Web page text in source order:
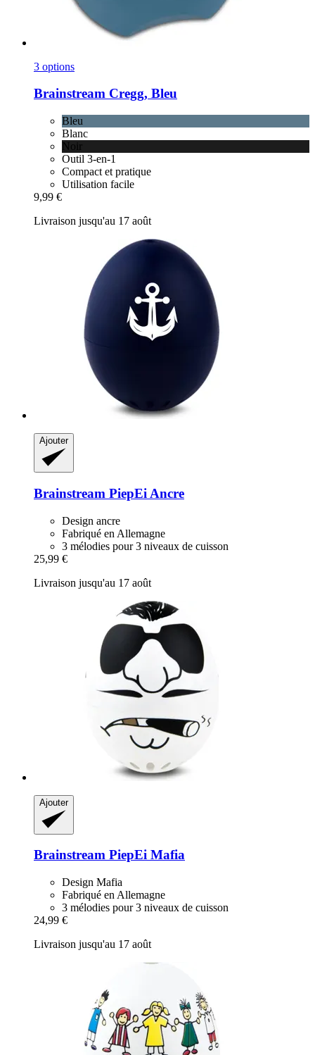
3 options
Brainstream Cregg, Bleu
Bleu
Blanc
Noir
Outil 3-en-1
Compact et pratique
Utilisation facile
9,99 €
Livraison jusqu'au 17 août
Ajouter
Brainstream PiepEi Ancre
Design ancre
Fabriqué en Allemagne
3 mélodies pour 3 niveaux de cuisson
25,99 €
Livraison jusqu'au 17 août
Ajouter
Brainstream PiepEi Mafia
Design Mafia
Fabriqué en Allemagne
3 mélodies pour 3 niveaux de cuisson
24,99 €
Livraison jusqu'au 17 août